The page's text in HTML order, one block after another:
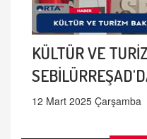
KÜLTÜR VE
12 Mart 2025 Çarşamba